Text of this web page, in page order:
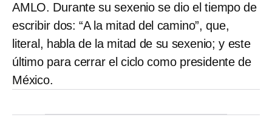
AMLO. Durante su sexenio se dio el tiempo de
escribir dos: “A la mitad del camino”, que,
literal, habla de la mitad de su sexenio; y este
último para cerrar el ciclo como presidente de
México.